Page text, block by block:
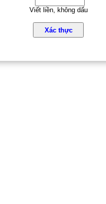
Viết liền, không dấu
Xác thực